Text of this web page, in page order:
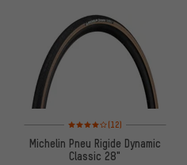
Note moyenne : 4 sur 5 d'après
(12)
Michelin Pneu Rigide Dynamic
Classic 28"